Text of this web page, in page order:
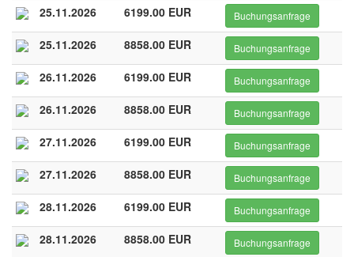
25.11.2026 6199.00 EUR Buchungsanfrage
25.11.2026 8858.00 EUR Buchungsanfrage
26.11.2026 6199.00 EUR Buchungsanfrage
26.11.2026 8858.00 EUR Buchungsanfrage
27.11.2026 6199.00 EUR Buchungsanfrage
27.11.2026 8858.00 EUR Buchungsanfrage
28.11.2026 6199.00 EUR Buchungsanfrage
28.11.2026 8858.00 EUR Buchungsanfrage